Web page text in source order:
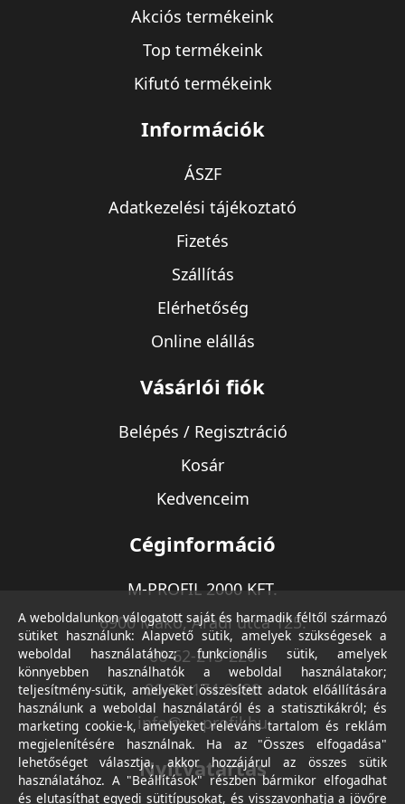
Akciós termékeink
Top termékeink
Kifutó termékeink
Információk
ÁSZF
Adatkezelési tájékoztató
Fizetés
Szállítás
Elérhetőség
Online elállás
Vásárlói fiók
Belépés / Regisztráció
Kosár
Kedvenceim
Céginformáció
M-PROFIL 2000 KFT.
6900 Makó, Aradi utca 125.
06-62-213-220
06-30-174-9490
info@m-profil.hu
Nyitvatartás
A weboldalunkon válogatott saját és harmadik féltől származó
sütiket használunk: Alapvető sütik, amelyek szükségesek a
weboldal használatához; funkcionális sütik, amelyek
könnyebben használhatók a weboldal használatakor;
teljesítmény-sütik, amelyeket összesített adatok előállítására
használunk a weboldal használatáról és a statisztikákról; és
marketing cookie-k, amelyeket releváns tartalom és reklám
megjelenítésére használnak. Ha az "Összes elfogadása"
lehetőséget választja, akkor hozzájárul az összes sütik
használatához. A "Beállítások" részben bármikor elfogadhat
és elutasíthat egyedi sütitípusokat, és visszavonhatja a jövőre